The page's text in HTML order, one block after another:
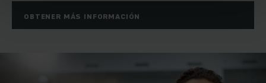
OBTENER MÁS INFORMACIÓN